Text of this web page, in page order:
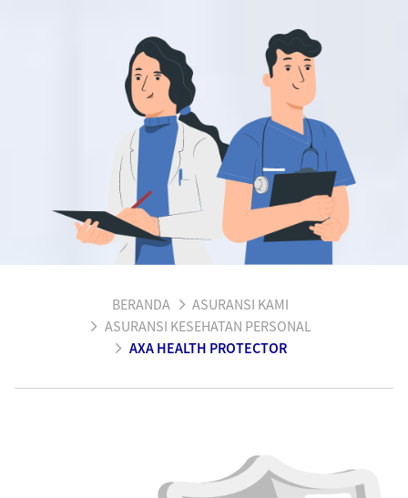
BERANDA
ASURANSI KAMI
ASURANSI KESEHATAN PERSONAL
AXA HEALTH PROTECTOR